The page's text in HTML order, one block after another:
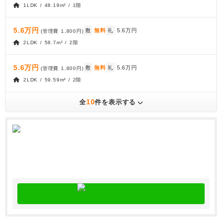
1LDK / 48.19m² / 1階
5.6万円 (管理費 1,800円) 敷 無料 礼 5.6万円
2LDK / 58.7m² / 2階
5.6万円 (管理費 1,800円) 敷 無料 礼 5.6万円
2LDK / 59.59m² / 2階
全10件を表示する